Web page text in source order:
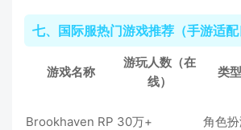
七、国际服热门游戏推荐（手游适配
游戏名称
游玩人数（在
线）
类型
Brookhaven RP 30万+ 角色